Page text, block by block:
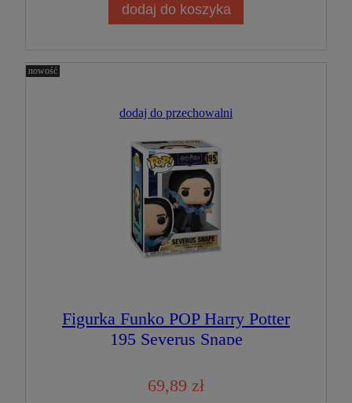
dodaj do koszyka
dodaj do przechowalni
Figurka Funko POP Harry Potter
195 Severus Snape
69,89 zł
nowość